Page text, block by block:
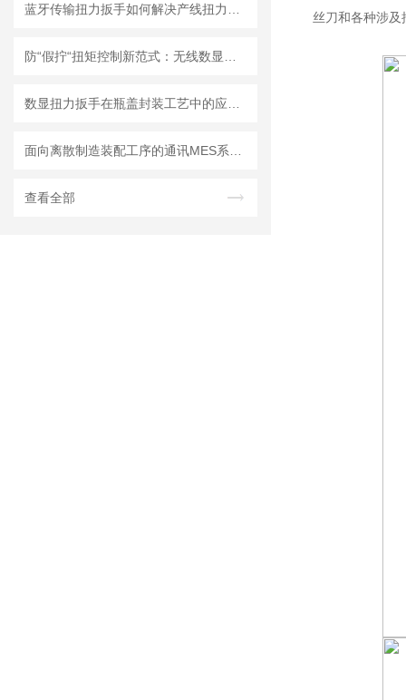
查看全部
丝刀和各种涉